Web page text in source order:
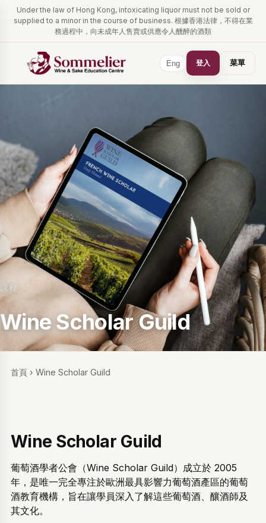
Under the law of Hong Kong, intoxicating liquor must not be sold or
supplied to a minor in the course of business. 根據香港法律，不得在業
務過程中，向未成年人售賣或供應令人醺醉的酒類
Eng 登入 菜單
課程
Wine Scholar Guild
首頁› Wine Scholar Guild
Wine Scholar Guild
葡萄酒學者公會（Wine Scholar Guild）成立於 2005
年，是唯一完全專注於歐洲最具影響力葡萄酒產區的葡萄
酒教育機構，旨在讓學員深入了解這些葡萄酒、釀酒師及
其文化。